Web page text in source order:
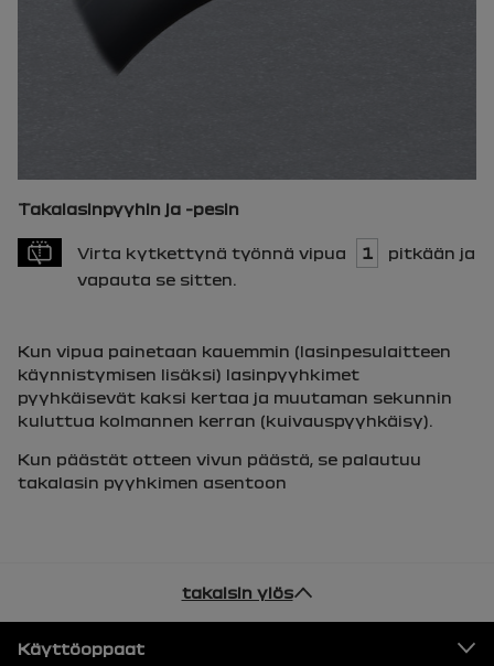
Takalasinpyyhin ja -pesin
Virta kytkettynä työnnä vipua 1
pitkään ja
vapauta se sitten.
Kun vipua painetaan kauemmin (lasinpesulaitteen
käynnistymisen lisäksi) lasinpyyhkimet
pyyhkäisevät kaksi kertaa ja muutaman sekunnin
kuluttua kolmannen kerran (kuivauspyyhkäisy).
Kun päästät otteen vivun päästä, se palautuu
takalasin pyyhkimen asentoon
takaisin ylös
Alatunniste
Käyttöoppaat